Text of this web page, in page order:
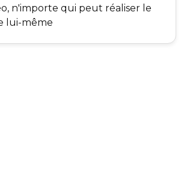
n'importe qui peut réaliser le
lui-même